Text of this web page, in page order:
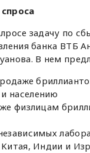
задачу по
банка ВТБ
В нем
населению
физлицам
Индии и